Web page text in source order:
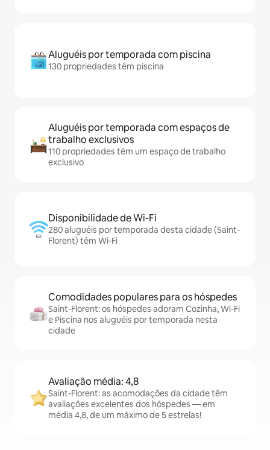
Aluguéis por temporada com piscina
130 propriedades têm piscina
Aluguéis por temporada com espaços de
trabalho exclusivos
110 propriedades têm um espaço de trabalho
exclusivo
Disponibilidade de Wi-Fi
280 aluguéis por temporada desta cidade (Saint-
Florent) têm Wi-Fi
Comodidades populares para os hóspedes
Saint-Florent: os hóspedes adoram Cozinha, Wi-Fi
e Piscina nos aluguéis por temporada nesta
cidade
Avaliação média: 4,8
Saint-Florent: as acomodações da cidade têm
avaliações excelentes dos hóspedes — em
média 4,8, de um máximo de 5 estrelas!